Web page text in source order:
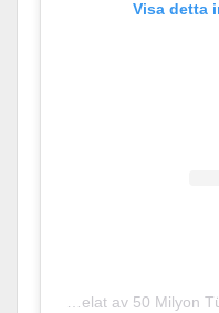
Visa detta
Ett inlägg delat av 50 Milyon Türk Haber Ajansı (@50milyontc)